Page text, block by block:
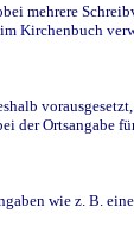
mehrere
Kirchenbuch
Ortsangabe
wie z. B.